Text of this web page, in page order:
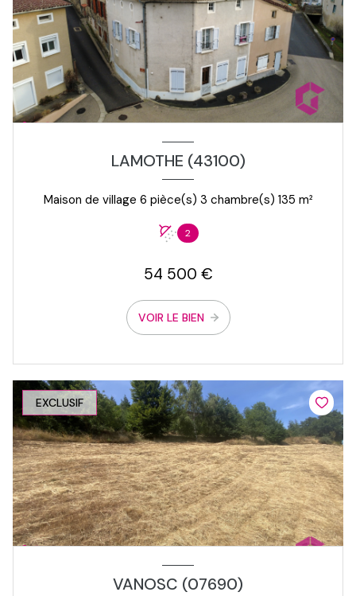
LAMOTHE (43100)
Maison de village 6 pièce(s) 3 chambre(s) 135 m²
2
54 500 €
VOIR LE BIEN
EXCLUSIF
VANOSC (07690)